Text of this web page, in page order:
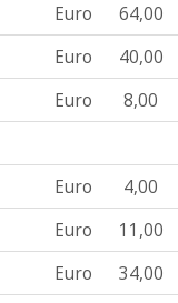
Euro
64,00
Euro
40,00
Euro 8,00
Euro
4,00
Euro
11,00
Euro
34,00